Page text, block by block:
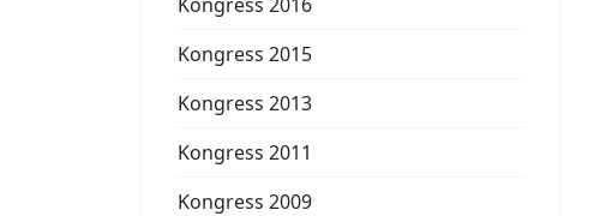
Kongress 2015
Kongress 2013
Kongress 2011
Kongress 2009